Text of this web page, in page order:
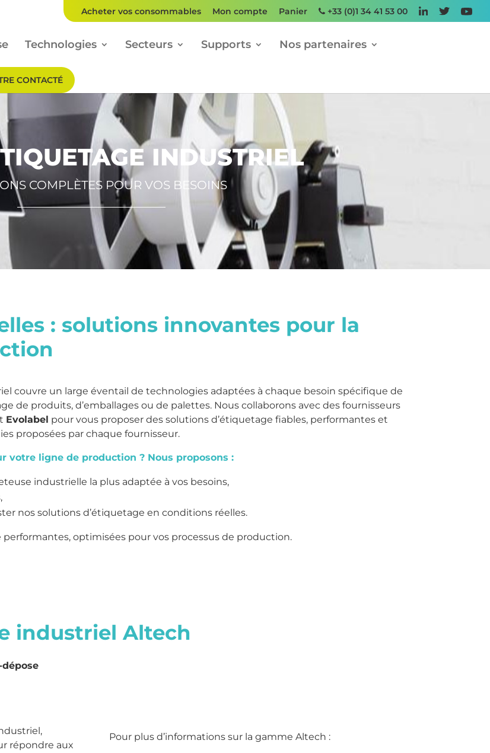
Acheter vos consommables Mon compte Panier +33 (0)1 34 41 53 00
Technologies Secteurs Supports Nos partenaires
CONTACTÉ
INDUSTRIEL
COMPLÈTES POUR VOS BESOINS
: solutions innovantes pour la
couvre un large éventail de technologies adaptées à chaque besoin spécifique de
de produits, d’emballages ou de palettes. Nous collaborons avec des fournisseurs
Evolabel pour vous proposer des solutions d’étiquetage fiables, performantes et
proposées par chaque fournisseur.
votre ligne de production ? Nous proposons :
industrielle la plus adaptée à vos besoins,
nos solutions d’étiquetage en conditions réelles.
optimisées pour vos processus de production.
industriel Altech
répondre aux
Pour plus d’informations sur la gamme Altech :